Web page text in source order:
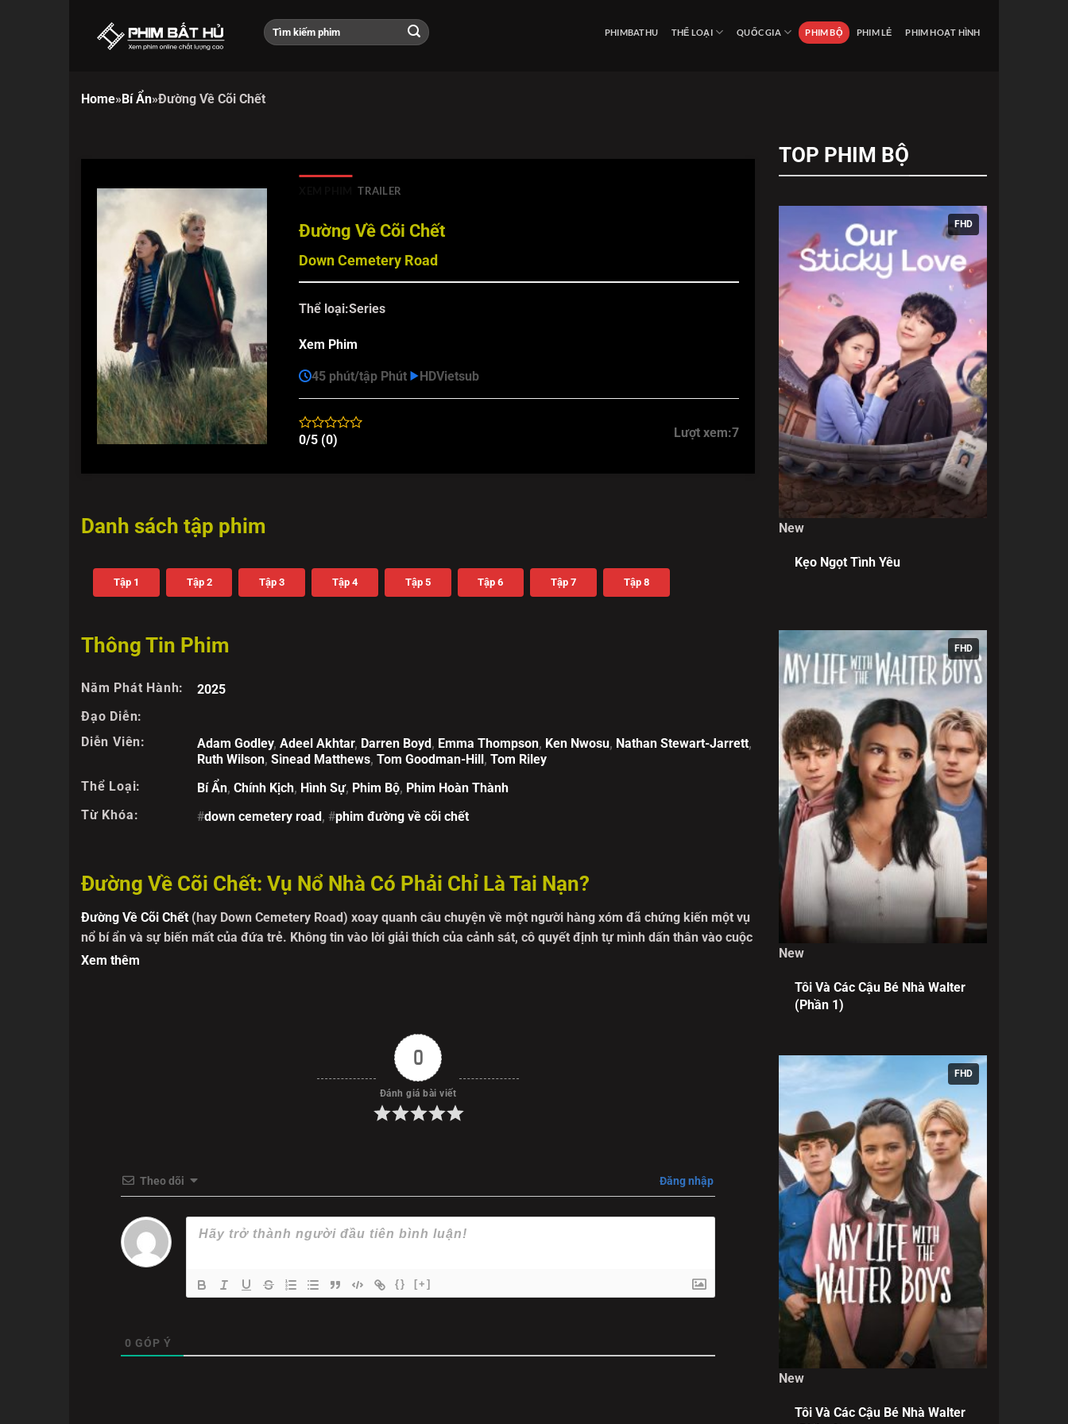
PHIMBATHU THỂ LOẠI QUỐC GIA PHIM BỘ PHIM LẺ PHIM HOẠT HÌNH
Home»Bí Ẩn»Đường Về Cõi Chết
TRAILER
Đường Về Cõi Chết
Down Cemetery Road
Thể loại:Series
Xem Phim
45 phút/tập Phút HDVietsub
0/5 (0) Lượt xem:7
Danh sách tập phim
Tập 1 Tập 2 Tập 3 Tập 4 Tập 5 Tập 6 Tập 7 Tập 8
Thông Tin Phim
Năm Phát Hành:
2025
Đạo Diễn:
Diễn Viên:
Adam Godley, Adeel Akhtar, Darren Boyd , Emma Thompson, Ken Nwosu, Nathan Stewart-Jarrett,
Ruth Wilson, Sinead Matthews, Tom Goodman-Hill , Tom Riley
Thể Loại:
Bí Ẩn, Chính Kịch, Hình Sự, Phim Bộ, Phim Hoàn Thành
Từ Khóa:
#down cemetery road , #phim đường về cõi chết
Đường Về Cõi Chết: Vụ Nổ Nhà Có Phải Chỉ Là Tai Nạn?
Đường Về Cõi Chết (hay Down Cemetery Road) xoay quanh câu chuyện về một người hàng xóm đã chứng kiến một vụ
nổ bí ẩn và sự biến mất của đứa trẻ. Không tin vào lời giải thích của cảnh sát, cô quyết định tự mình dấn thân vào cuộc
điều tra. Đồng hành cùng cô là một thám tử tư lạnh lùng, khó gần, nhưng có kinh nghiệm lật tẩy những bí mật khó tin
hảo, mà còn hé lộ một âm mưu vượt xa sức tưởng tượng. Những manh mối nhỏ dần dẫn đến những bằng chứng chấn
động liên quan đến các hoạt động quân sự bí mật. Đây không chỉ là một cuộc đua với thời gian để cứu một sinh mạng,
mà còn là cuộc chiến chống lại một hệ thống quyền lực đang cố gắng chôn vùi sự thật.
Phimbathusự kịch tính và sự lôi cuốn nghẹt thở với những cú "twist" được
Xem thêm
0
Đánh giá bài viết
Theo dõi Đăng nhập
{} [+]
0 GÓP Ý
TOP PHIM BỘ
FHD
New
Kẹo Ngọt Tình Yêu
FHD
New
Tôi Và Các Cậu Bé Nhà Walter
(Phần 1)
FHD
New
Tôi Và Các Cậu Bé Nhà Walter